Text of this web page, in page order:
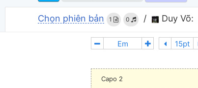
Chọn phiên bản 1 0 / Duy Võ:
Capo 2